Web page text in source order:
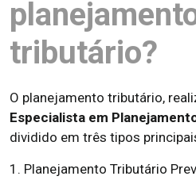
tributário?
O planejamento tributário,
Especialista em
dividido em três tipos
1. Planejamento Tributário